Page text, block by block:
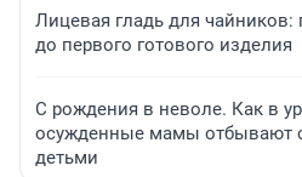
Лицевая гладь для чайников:
до первого готового изделия
С рождения в неволе. Как в
осужденные мамы отбывают
детьми